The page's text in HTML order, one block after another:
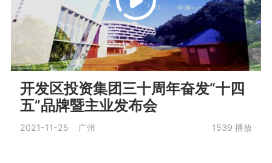
开发区投资集团三十周年奋发“十四
五”品牌暨主业发布会
2021-11-25 广州 1539 播放